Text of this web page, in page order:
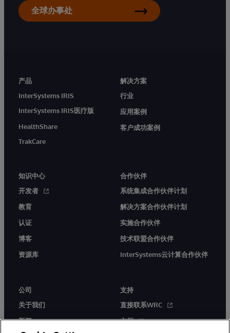
全球办事处
产品
InterSystems IRIS
InterSystems IRIS医疗版
HealthShare
TrakCare
解决方案
行业
应用案例
客户成功案例
知识中心
开发者
教育
认证
博客
资源库
合作伙伴
系统集成合作伙伴计划
解决方案合作伙伴计划
实施合作伙伴
技术联盟合作伙伴
InterSystems云计算合作伙伴
公司
关于我们
新闻
支持
直接联系WRC
文档